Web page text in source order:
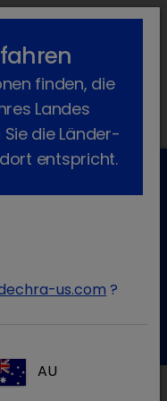
lock_outline search menu
finden, die
Landes
die Länder-
entspricht.
us.com ?
AU